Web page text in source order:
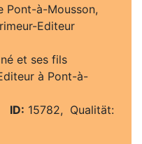
Pont-à-Mousson,
Editeur
et ses fils
à Pont-à-
ID: 15782, Qualität: